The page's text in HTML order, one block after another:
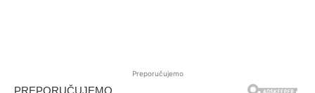
Preporučujemo